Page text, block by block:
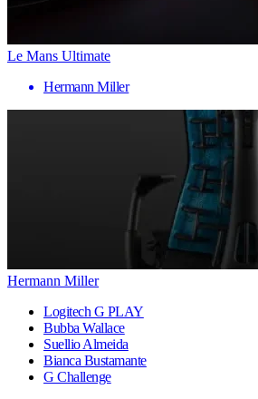
Le Mans Ultimate
Hermann Miller
Hermann Miller
Logitech G PLAY
Bubba Wallace
Suellio Almeida
Bianca Bustamante
G Challenge